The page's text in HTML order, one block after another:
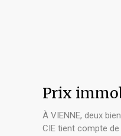
Prix
À VIENNE, deux
CIE tient compte